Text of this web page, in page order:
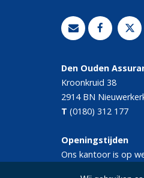
Den Ouden
Kroonkruid 38
2914 BN
T (0180) 312 177
Openingstijden
Ons kantoor is op